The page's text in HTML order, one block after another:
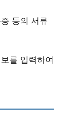
등의 서류
를 입력하여